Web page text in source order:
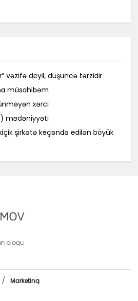
vəzifə deyil, düşüncə tərzidir
müsahibəm
xərci
mədəniyyəti
şirkətə keçəndə edilən böyük
bloqu
Marketinq